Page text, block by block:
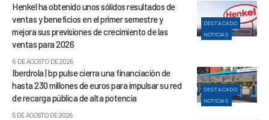
DESTACADO
NOTICIAS
Henkel ha obtenido unos sólidos resultados de
ventas y beneficios en el primer semestre y
mejora sus previsiones de crecimiento de las
ventas para 2026
6 DE AGOSTO DE 2026
DESTACADO
NOTICIAS
Iberdrola | bp pulse cierra una financiación de
hasta 230 millones de euros para impulsar su red
de recarga pública de alta potencia
5 DE AGOSTO DE 2026